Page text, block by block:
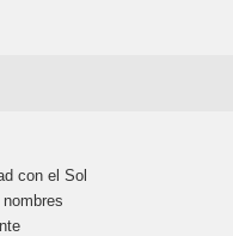
con el Sol